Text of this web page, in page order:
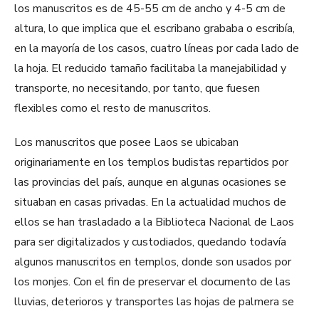
los manuscritos es de 45-55 cm de ancho y 4-5 cm de
altura, lo que implica que el escribano grababa o escribía,
en la mayoría de los casos, cuatro líneas por cada lado de
la hoja. El reducido tamaño facilitaba la manejabilidad y
transporte, no necesitando, por tanto, que fuesen
flexibles como el resto de manuscritos.
Los manuscritos que posee Laos se ubicaban
originariamente en los templos budistas repartidos por
las provincias del país, aunque en algunas ocasiones se
situaban en casas privadas. En la actualidad muchos de
ellos se han trasladado a la Biblioteca Nacional de Laos
para ser digitalizados y custodiados, quedando todavía
algunos manuscritos en templos, donde son usados por
los monjes. Con el fin de preservar el documento de las
lluvias, deterioros y transportes las hojas de palmera se